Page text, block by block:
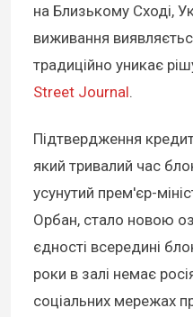
на Близькому Сході,
виживання
традиційно уникає
Street Journal.
Підтвердження
який тривалий час
усунутий прем'єр-
Орбан, стало новою
єдності всередині
роки в залі немає
соціальних мережах